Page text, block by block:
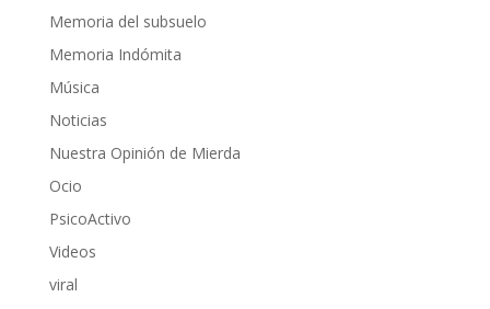
Memoria del subsuelo
Memoria Indómita
Música
Noticias
Nuestra Opinión de Mierda
Ocio
PsicoActivo
Videos
viral